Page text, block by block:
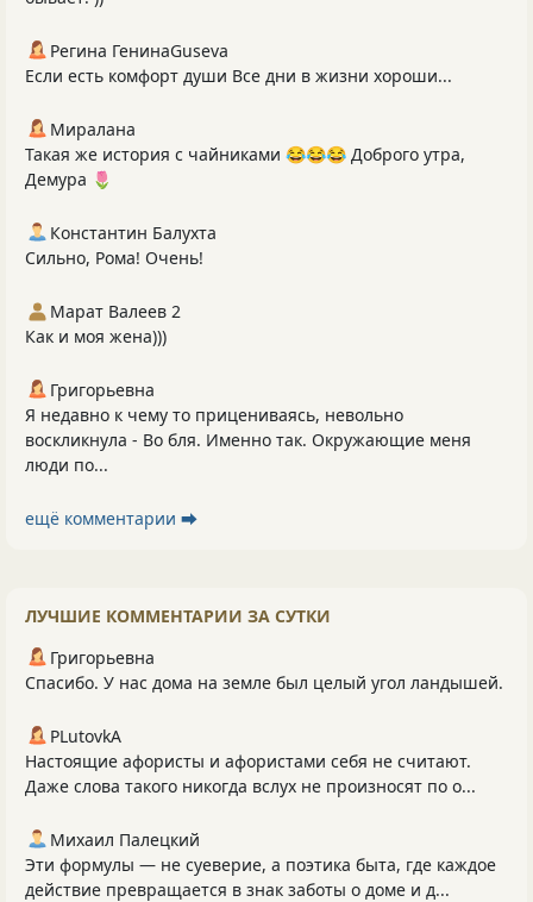
Регина ГенинаGuseva
Если есть комфорт души Все дни в жизни хороши...
Миралана
Такая же история с чайниками 😂😂😂 Доброго утра,
Демура 🌷
Константин Балухта
Сильно, Рома! Очень!
Марат Валеев 2
Как и моя жена)))
Григорьевна
Я недавно к чему то прицениваясь, невольно
воскликнула - Во бля. Именно так. Окружающие меня
люди по...
ещё комментарии ⮕
ЛУЧШИЕ КОММЕНТАРИИ ЗА СУТКИ
Григорьевна
Спасибо. У нас дома на земле был целый угол ландышей.
PLutоvkА
Настоящие афористы и афористами себя не считают.
Даже слова такого никогда вслух не произносят по о...
Михаил Палецкий
Эти формулы — не суеверие, а поэтика быта, где каждое
действие превращается в знак заботы о доме и д...